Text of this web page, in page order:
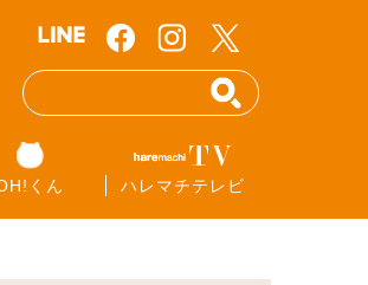
くん ハレマチテレビ